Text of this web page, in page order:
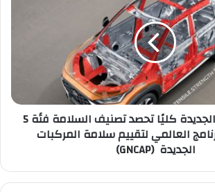
نيسان ماجنايت الجديدة كليًا تحصد تصنيف السلامة فئة 5
العالمي لتقييم سلامة المركبات
الجديدة (GNCAP)